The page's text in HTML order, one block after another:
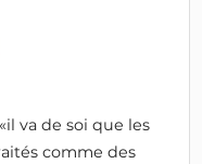
va de soi que les
comme des